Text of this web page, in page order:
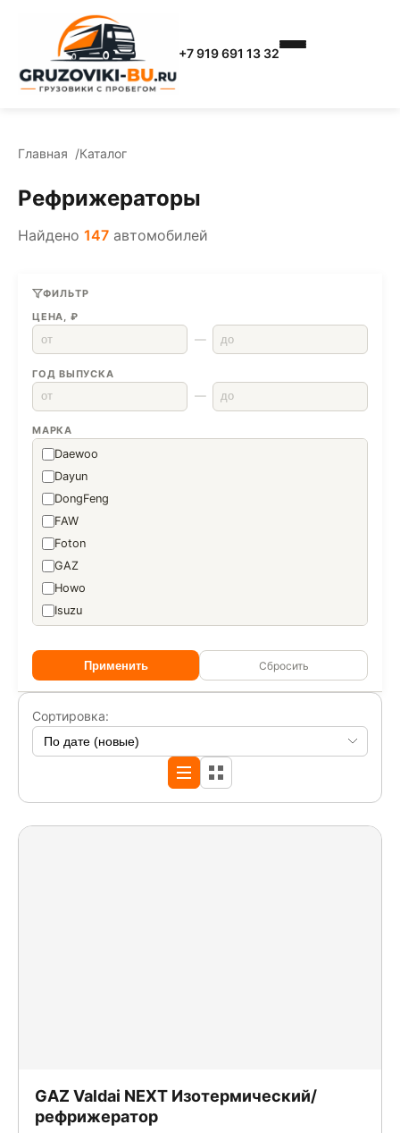
+7 919 691 13 32
Главная Каталог
Рефрижераторы
Найдено 147 автомобилей
ФИЛЬТР
ЦЕНА, ₽
—
ГОД ВЫПУСКА
—
МАРКА
Daewoo
Dayun
DongFeng
FAW
Foton
GAZ
Howo
Isuzu
WANSHAN
АВМАТЕХ
Автомеханический Завод
Центртранстехмаш
Применить Сбросить
Сортировка:
GAZ Valdai NEXT Изотермический/
рефрижератор